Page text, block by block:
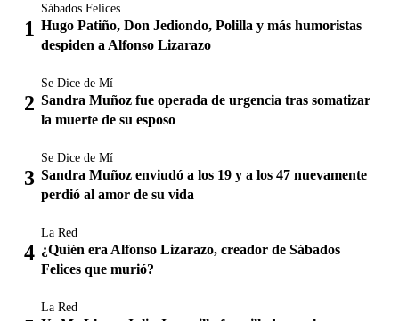
Sábados Felices
Hugo Patiño, Don Jediondo, Polilla y más humoristas
despiden a Alfonso Lizarazo
Se Dice de Mí
Sandra Muñoz fue operada de urgencia tras somatizar
la muerte de su esposo
Se Dice de Mí
Sandra Muñoz enviudó a los 19 y a los 47 nuevamente
perdió al amor de su vida
La Red
¿Quién era Alfonso Lizarazo, creador de Sábados
Felices que murió?
La Red